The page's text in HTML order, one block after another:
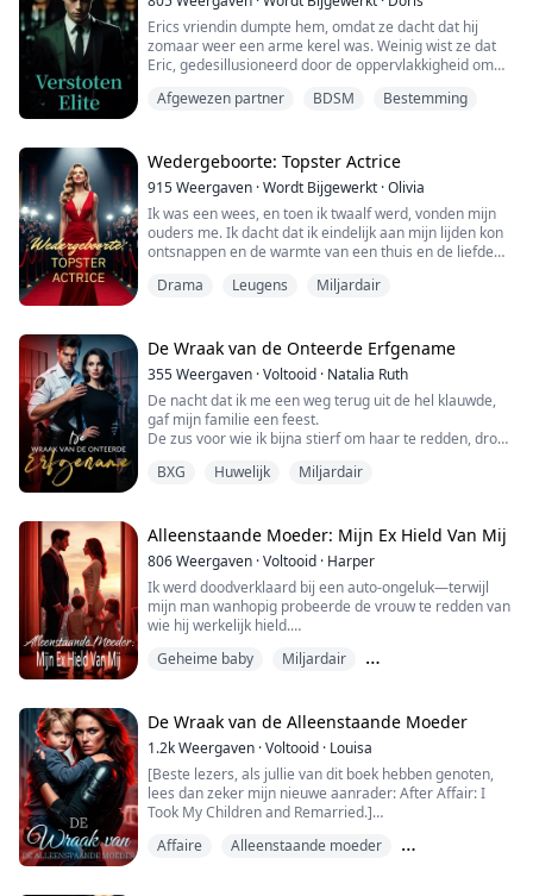
Erics vriendin dumpte hem, omdat ze dacht dat hij
zomaar weer een arme kerel was. Weinig wist ze dat
Eric, gedesillusioneerd door de oppervlakkigheid om
verwachtingen in aan de macht te komen. Ze mogen nu
Beste lezers, we informeren u graag dat de gekoeste...
Afgewezen partner BDSM Bestemming
Wedergeboorte: Topster Actrice
915Weergaven ·Wordt Bijgewerkt ·Olivia
Ik was een wees, en toen ik twaalf werd, vonden mijn
ouders me. Ik dacht dat ik eindelijk aan mijn lijden kon
ontsnappen en de warmte van een thuis en de liefde
wat ik kon om mijn familie tevreden te stellen en te
ze naar me op zoek waren geweest mijn beenmerg
was... Ze wilden het g...
Drama Leugens Miljardair
De Wraak van de Onteerde Erfgename
355Weergaven ·Voltooid · Natalia Ruth
De nacht dat ik me een weg terug uit de hel klauwde,
gaf mijn familie een feest.
De zus voor wie ik bijna stierf om haar te redden, droeg
jeugdliefde.
BXG Huwelijk Miljardair
Alleenstaande Moeder: Mijn Ex Hield Van Mij
806Weergaven ·Voltooid · Harper
Ik werd doodverklaard bij een auto-ongeluk—terwijl
mijn man wanhopig probeerde de vrouw te redden van
wie hij werkelijk hield.
vaardigheden en twee schattige kinderen. Nu kent de
het nauw en brengt hij verstikt uit: "Diana, onze
kinderen... leven ze ...
Geheime baby
Miljardair
De Wraak van de Alleenstaande Moeder
1.2kWeergaven ·Voltooid · Louisa
[Beste lezers, als jullie van dit boek hebben genoten,
lees dan zeker mijn nieuwe aanrader: After Affair: I
Took My Children and Remarried.]
"Lisbeth, je kunt maar beter snel akkoord gaan met
Affaire
Alleenstaande moeder